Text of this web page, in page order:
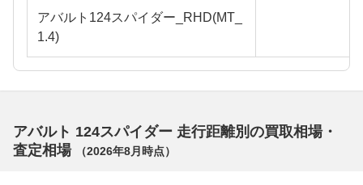
アバルト124スパイダー_RHD(MT_
1.4)
アバルト 124スパイダー 走行距離別の買取相場・
査定相場
（2026年8月 時点）